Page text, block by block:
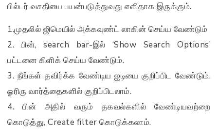
பில்டர் வசதியை பயன்படுத்துவது எளிதாக இருக்கும்.
1.முதலில் ஜிமெயில் அக்கவுண்ட் லாகின் செய்ய வேண்டும்
2. பின், search bar-இல் ‘Show Search Options’
பட்டனை கிளிக் செய்ய வேண்டும்.
3. நீங்கள் தவிர்க்க வேண்டிய ஐடியை குறிப்பிட வேண்டும்.
ஓரிரு வார்த்தைகளில் குறிப்பிடலாம்.
4. பின் அதில் வரும் தகவல்களில் வேண்டியவற்றை
கொடுத்து, Create filter கொடுக்கலாம்.